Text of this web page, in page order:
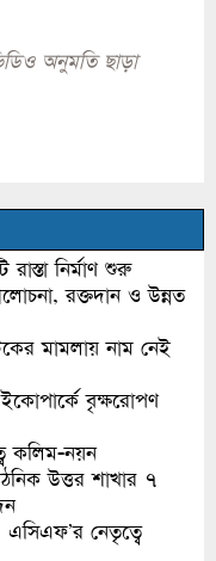
অনুমতি ছাড়া
নির্মাণ শুরু
রক্তদান ও উন্নত
মামলায় নাম নেই
ইকোপার্কে বৃক্ষরোপণ
কলিম-নয়ন
উত্তর শাখার ৭
নেতৃত্বে